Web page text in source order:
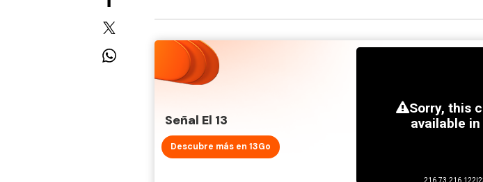
Señal El 13
Descubre más en 13Go